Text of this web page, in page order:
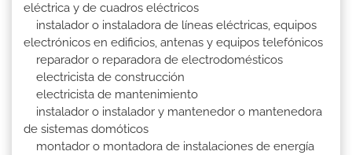
eléctrica y de cuadros eléctricos
instalador o instaladora de líneas eléctricas, equipos
electrónicos en edificios, antenas y equipos telefónicos
reparador o reparadora de electrodomésticos
electricista de construcción
electricista de mantenimiento
instalador o instalador y mantenedor o mantenedora
de sistemas domóticos
montador o montadora de instalaciones de energía